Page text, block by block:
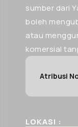
sumber dari
boleh
atau
komersial
Atribusi
LOKASI :